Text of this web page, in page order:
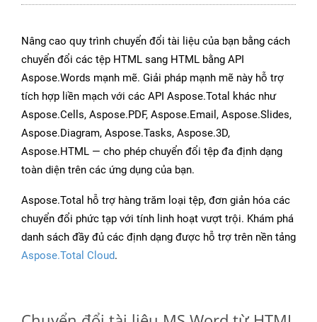
Nâng cao quy trình chuyển đổi tài liệu của bạn bằng cách
chuyển đổi các tệp HTML sang HTML bằng API
Aspose.Words mạnh mẽ. Giải pháp mạnh mẽ này hỗ trợ
tích hợp liền mạch với các API Aspose.Total khác như
Aspose.Cells, Aspose.PDF, Aspose.Email, Aspose.Slides,
Aspose.Diagram, Aspose.Tasks, Aspose.3D,
Aspose.HTML — cho phép chuyển đổi tệp đa định dạng
toàn diện trên các ứng dụng của bạn.
Aspose.Total hỗ trợ hàng trăm loại tệp, đơn giản hóa các
chuyển đổi phức tạp với tính linh hoạt vượt trội. Khám phá
danh sách đầy đủ các định dạng được hỗ trợ trên nền tảng
Aspose.Total Cloud.